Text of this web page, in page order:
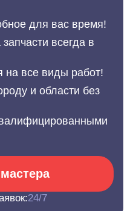
для вас время!
всегда в
на все виды работ!
и области без
24/7